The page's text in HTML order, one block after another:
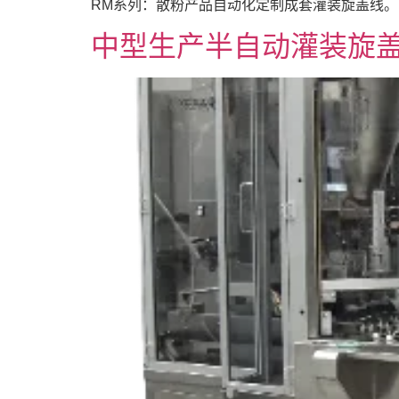
RM系列：散粉产品自动化定制成套灌装旋盖线。
中型生产半自动灌装旋